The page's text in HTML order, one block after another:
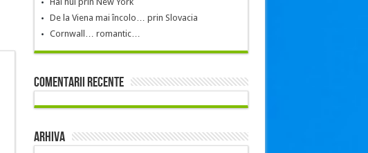
De la Viena mai încolo… prin Slovacia
Cornwall… romantic…
Comentarii recente
Arhiva